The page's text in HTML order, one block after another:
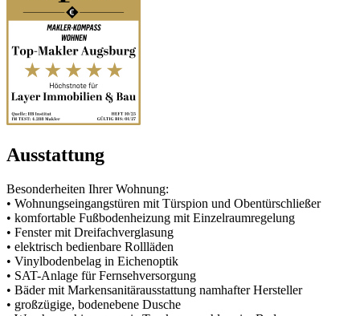
Ausstattung
Besonderheiten Ihrer Wohnung:
• Wohnungseingangstüren mit Türspion und Obentürschließer
• komfortable Fußbodenheizung mit Einzelraumregelung
• Fenster mit Dreifachverglasung
• elektrisch bedienbare Rollläden
• Vinylbodenbelag in Eichenoptik
• SAT-Anlage für Fernsehversorgung
• Bäder mit Markensanitärausstattung namhafter Hersteller
• großzügige, bodenebene Dusche